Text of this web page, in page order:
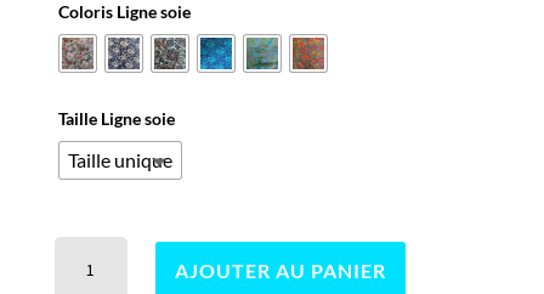
Coloris Ligne soie
Taille Ligne soie
Taille unique
AJOUTER AU PANIER